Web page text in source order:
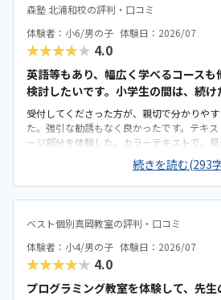
できる仕組みになっています。子ども自身
よ」と嬉しそうに教えてくれるので、学習の
ていると感じます。さらに、各ステップの先
検定レベルを目指せるか」といった目安も書
にいて、どこに向かっているのかが親にも
す。プログラミングは進度や理解度が見えに
たが、このシートのおかげで成長の道筋が
心して通わせることができています。教室
ため、通いやすさとしては「普通」という
す。周辺は大通りで交通量が多く、路上で
いため、毎回専用駐車場に入れる必要があ
ますが、安全面を考えると仕方がない部分
えができる環境だと思っています。教室内
おり、落ち着いた雰囲気で学べる環境だと
と手入れされていて、パソコンや机まわり
め、子どもが安心して集中できる空間にな
グラミング学習でも不安なく取り組める環境
も良い印象でした。教室の割引制度があるこ
るから続けられていますが、もしこの制度
森塾 北浦和校の評判・口コミ
体験者：小6/男の子 体験日：2026/07
★★★★★ 4.0
英語等もあり、幅広く学べるコースも
検討したいです。小学生の間は、続け
受付してくださった方が、親切で分かりや
た。強引な勧誘もなく良かったです。テキ
ージ部分を体験した。カラーテキストで、
ろの表示もできて良いと思った。駐車場や
った。徒歩で通うことになりそうです。駅
気も良く、清潔感もあった。部屋が区切ら
確保されていて良かった。基本料金以外に
話しかけてくださったり、褒めてくださっ
気持ちになれて良かった。
続きを読む(293
ベスト個別真岡教室の評判・口コミ
体験者：小4/男の子 体験日：2026/07
★★★★★ 4.0
プログラミング教室を体験して、先